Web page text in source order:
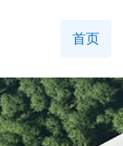
首页